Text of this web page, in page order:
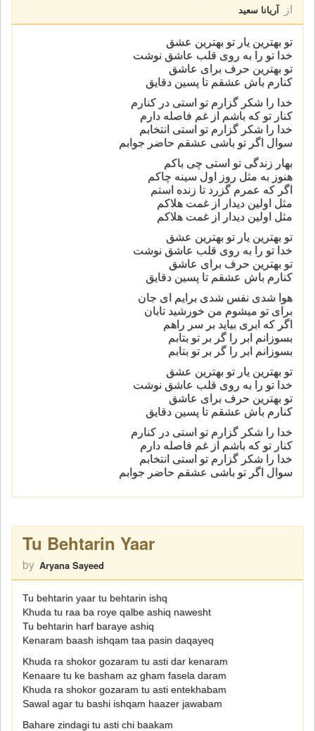
از آریانا سعید
تو بهترین یار تو بهترین عشق
خدا تو را به روی قلب عاشق نوشت
تو بهترین حرف برای عاشق
کنارم باش عشقم تا پسین دقایق
خدا را شکر گزارم تو استی در کنارم
کنار تو که باشم از غم فاصله دارم
خدا را شکر گزارم تو استی انتخابم
سوال اگر تو باشی عشقم حاضر جوابم
بهار زندگی تو استی چی باکم
هنوز به مثل روز اول سینه چاکم
اگر که عمرم گزرد تا زنده استم
مثل اولین دیدار از غمت هلاکم
مثل اولین دیدار از غمت هلاکم
تو بهترین یار تو بهترین عشق
خدا تو را به روی قلب عاشق نوشت
تو بهترین حرف برای عاشق
کنارم باش عشقم تا پسین دقایق
هوا شدی نفس شدی برایم ای جان
برای تو میشوم من خورشید تابان
اگر که ابری بیاید بر سر راهم
بسوزانم ابر را گر بر تو بتابم
بسوزانم ابر را گر بر تو بتابم
تو بهترین یار تو بهترین عشق
خدا تو را به روی قلب عاشق نوشت
تو بهترین حرف برای عاشق
کنارم باش عشقم تا پسین دقایق
خدا را شکر گزارم تو استی در کنارم
کنار تو که باشم از غم فاصله دارم
خدا را شکر گزارم تو استی انتخابم
سوال اگر تو باشی عشقم حاضر جوابم
Tu Behtarin Yaar
by Aryana Sayeed
Tu behtarin yaar tu behtarin ishq
Khuda tu raa ba roye qalbe ashiq nawesht
Tu behtarin harf baraye ashiq
Kenaram baash ishqam taa pasin daqayeq
Khuda ra shokor gozaram tu asti dar kenaram
Kenaare tu ke basham az gham fasela daram
Khuda ra shokor gozaram tu asti entekhabam
Sawal agar tu bashi ishqam haazer jawabam
Bahare zindagi tu asti chi baakam